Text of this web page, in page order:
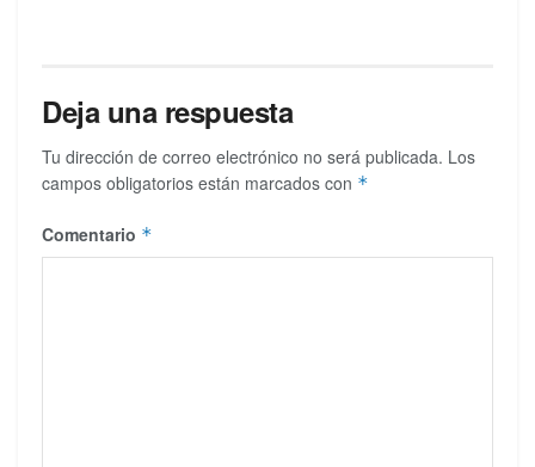
Deja una respuesta
Tu dirección de correo electrónico no será publicada. Los
campos obligatorios están marcados con *
Comentario *